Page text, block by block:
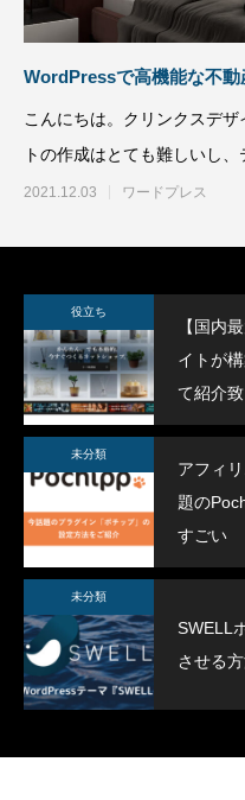
させる方法
2022.02.11
WordPressで高機能な不
こんにちは。クリンクスデ
トの作成はとても難しいし
せないで
2021.12.03 ワードプレス
役立ち
【国内
イトが
て紹介致
未分類
アフィ
題の
すごい
未分類
SWELL
させる